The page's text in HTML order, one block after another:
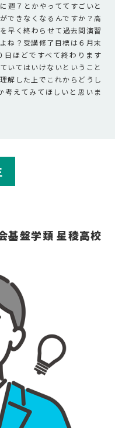
週７とかやっててすごいと
できなくなるんですか？高
早く終わらせて過去問演習
ね？受講修了目標は６月末
日ほどですべて終わります
いてはいけないということ
解した上でこれからどうし
えてみてほしいと思いま
基盤学類 星稜高校